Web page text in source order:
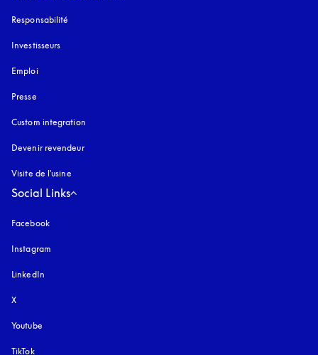
Responsabilité
Investisseurs
Emploi
Presse
Custom integration
Devenir revendeur
Visite de l'usine
Social Links
Facebook
Instagram
LinkedIn
X
Youtube
TikTok